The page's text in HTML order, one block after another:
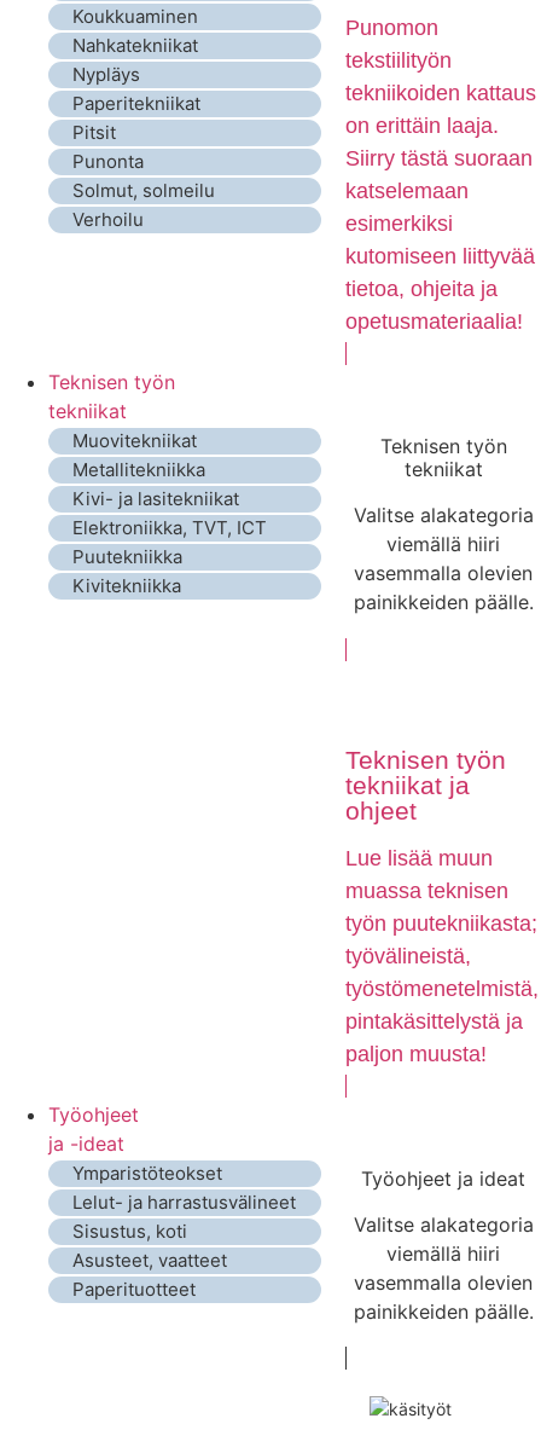
Koukkuaminen
Nahkatekniikat
Nypläys
Paperitekniikat
Pitsit
Punonta
Solmut, solmeilu
Verhoilu
Punomon
tekstiilityön
tekniikoiden kattaus
on erittäin laaja.
Siirry tästä suoraan
katselemaan
esimerkiksi
kutomiseen liittyvää
tietoa, ohjeita ja
opetusmateriaalia!
Teknisen työn
tekniikat
Muovitekniikat
Metallitekniikka
Kivi- ja lasitekniikat
Elektroniikka, TVT, ICT
Puutekniikka
Kivitekniikka
Teknisen työn
tekniikat
Valitse alakategoria
viemällä hiiri
vasemmalla olevien
painikkeiden päälle.
Teknisen työn
tekniikat ja
ohjeet
Lue lisää muun
muassa teknisen
työn puutekniikasta;
työvälineistä,
työstömenetelmistä,
pintakäsittelystä ja
paljon muusta!
Työohjeet
ja -ideat
Ymparistöteokset
Lelut- ja harrastusvälineet
Sisustus, koti
Asusteet, vaatteet
Paperituotteet
Työohjeet ja ideat
Valitse alakategoria
viemällä hiiri
vasemmalla olevien
painikkeiden päälle.